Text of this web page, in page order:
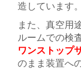
造しています。
また、真空用
ルームでの検
ワンストップ
のまま装置へ